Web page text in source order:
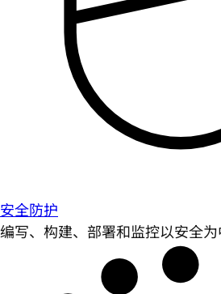
安全防护
编写、构建、部署和监控以安全为